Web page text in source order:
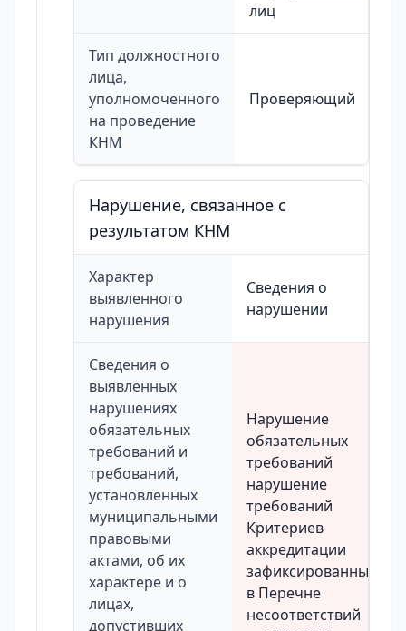
лиц
Тип должностного
лица,
уполномоченного
на проведение
КНМ
Проверяющий
Нарушение, связанное с
результатом КНМ
Характер
выявленного
нарушения
Сведения о
нарушении
Сведения о
выявленных
нарушениях
обязательных
требований и
требований,
установленных
муниципальными
правовыми
актами, об их
характере и о
лицах,
допустивших
Нарушение
обязательных
требований
нарушение
требований
Критериев
аккредитации
зафиксированных
в Перечне
несоответствий